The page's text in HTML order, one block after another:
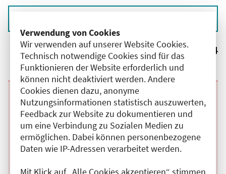
Verwendung von Cookies
Wir verwenden auf unserer Website Cookies.
Technisch notwendige Cookies sind für das
Funktionieren der Website erforderlich und
können nicht deaktiviert werden. Andere
Cookies dienen dazu, anonyme
Nutzungsinformationen statistisch auszuwerten,
Feedback zur Website zu dokumentieren und
um eine Verbindung zu Sozialen Medien zu
ermöglichen. Dabei können personenbezogene
Daten wie IP-Adressen verarbeitet werden.
Mit Klick auf „Alle Cookies akzeptieren“ stimmen
Ergebnisse: 4
Beginn:
07.09.2026Ende und Anfangszeit:
-07.09.2026,07:30 Uhr
Veranstaltungstitel:
Montagsfortbildung Vivantes AVK Anästhesie
Veranstaltungsort:
Vivantes Auguste-Viktoria-Klinikum, Haus 35,
1.OG, großer Konferenzraum , Rubensstraße,
12157 Berlin
Kategorie:A
Fortbildungspunkte:1